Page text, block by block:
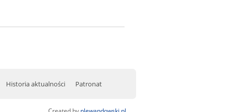
Historia aktualności Patronat